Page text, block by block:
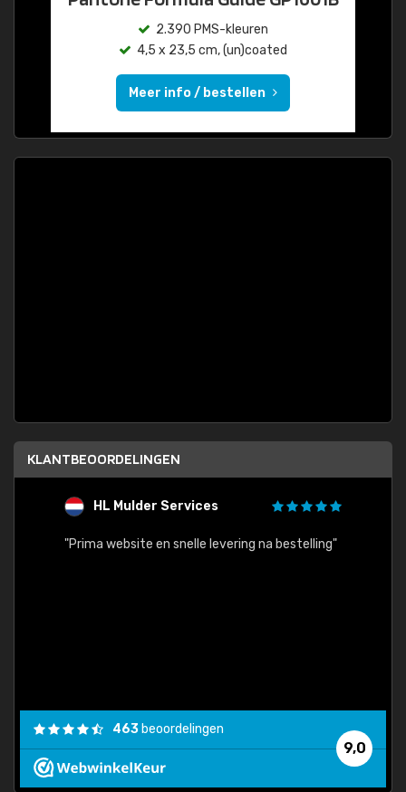
2.390 PMS-kleuren
4,5 x 23,5 cm, (un)coated
Meer info / bestellen
KLANTBEOORDELINGEN
HL Mulder Services
"Prima website en snelle levering na bestelling"
9,0
463 beoordelingen